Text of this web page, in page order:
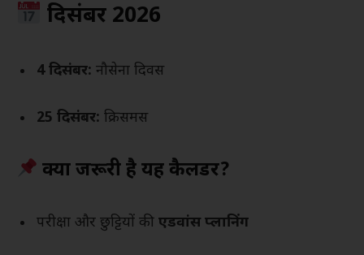
दिसंबर 2026
4 दिसंबर: नौसेना दिवस
25 दिसंबर: क्रिसमस
क्यों जरूरी है यह कैलेंडर?
परीक्षा और छुट्टियों की एडवांस प्लानिंग